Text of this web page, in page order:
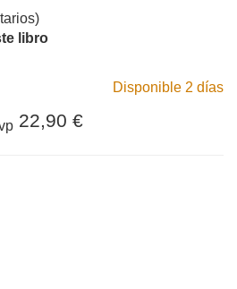
libro
Disponible 2 días
22,90 €